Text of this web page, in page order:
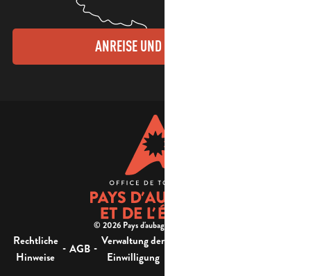
ANREISE UND KONTAKTE
© 2026 Pays d'aubagne et de l'étoile -
Rechtliche
Hinweise
- AGB - Verwaltung der
Einwilligung